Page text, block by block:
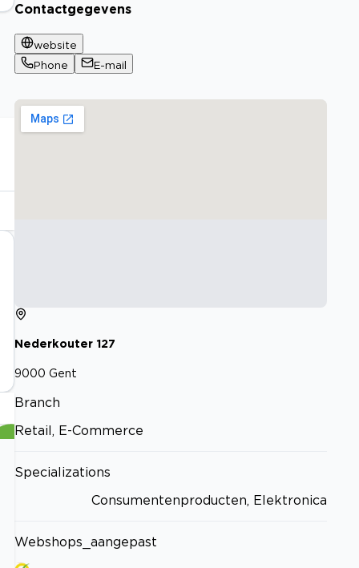
Contactgegevens
website
Phone
E-mail
Nederkouter 127
9000 Gent
Branch
Retail, E-Commerce
Specializations
Consumentenproducten, Elektronica
Webshops_aangepast